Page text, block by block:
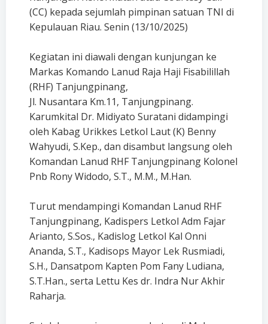
(CC) kepada sejumlah pimpinan satuan TNI di
Kepulauan Riau. Senin (13/10/2025)
Kegiatan ini diawali dengan kunjungan ke
Markas Komando Lanud Raja Haji Fisabilillah
(RHF) Tanjungpinang,
Jl. Nusantara Km.11, Tanjungpinang.
Karumkital Dr. Midiyato Suratani didampingi
oleh Kabag Urikkes Letkol Laut (K) Benny
Wahyudi, S.Kep., dan disambut langsung oleh
Komandan Lanud RHF Tanjungpinang Kolonel
Pnb Rony Widodo, S.T., M.M., M.Han.
Turut mendampingi Komandan Lanud RHF
Tanjungpinang, Kadispers Letkol Adm Fajar
Arianto, S.Sos., Kadislog Letkol Kal Onni
Ananda, S.T., Kadisops Mayor Lek Rusmiadi,
S.H., Dansatpom Kapten Pom Fany Ludiana,
S.T.Han., serta Lettu Kes dr. Indra Nur Akhir
Raharja.